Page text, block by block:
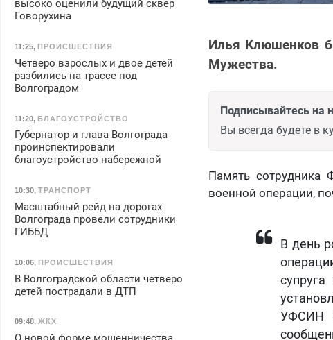
Илья Клюшенков
Мужества.
Подписывайтесь на
Вы всегда будете в
Память сотрудника
военной операции,
В день
УФСИН
высоко оценили будущий сквер
Говорухина
11:25, ПРОИСШЕСТВИЯ
Четверо взрослых и двое детей
разбились на трассе под
Волгоградом
11:20, БЛАГОУСТРОЙСТВО
Губернатор и глава Волгограда
проинспектировали
благоустройство набережной
10:30, ТРАНСПОРТ
Масштабный рейд на дорогах
Волгограда провели сотрудники
ГИББД
10:06, ПРОИСШЕСТВИЯ
В Волгоградской области четверо
детей пострадали в ДТП
09:48, ЖКХ